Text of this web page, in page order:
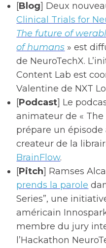
[Blog] Deux
Clinical Trials for
The future of
of humans » est
de NeuroTechX.
Content Lab est
Valentine de NXT
[Podcast] Le
animateur de « The
prépare un épisode
createur de la
BrainFlow.
[Pitch] Ramses
prends la parole
Series”, une
américain
membre du jury
l’Hackathon